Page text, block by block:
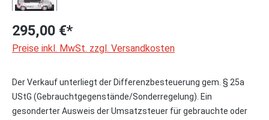
295,00 €*
Preise inkl. MwSt. zzgl. Versandkosten
Der Verkauf unterliegt der Differenzbesteuerung gem. § 25a
UStG (Gebrauchtgegenstände/Sonderregelung). Ein
gesonderter Ausweis der Umsatzsteuer für gebrauchte oder